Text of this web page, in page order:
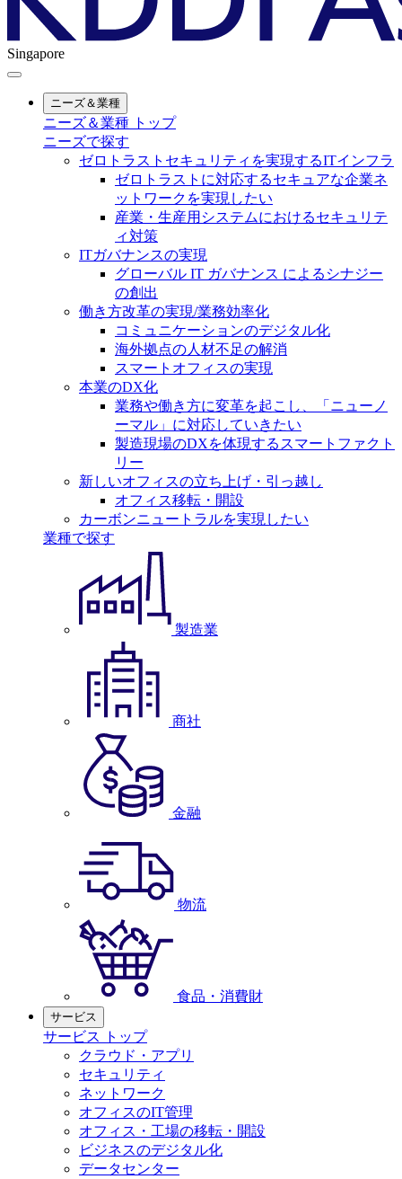
Singapore
ニーズ＆業種
ニーズ＆業種 トップ
ニーズで探す
ゼロトラストセキュリティを実現するITインフラ
ゼロトラストに対応するセキュアな企業ネ
ットワークを実現したい
産業・生産用システムにおけるセキュリテ
ィ対策
ITガバナンスの実現
グローバル IT ガバナンス によるシナジー
の創出
働き方改革の実現/業務効率化
コミュニケーションのデジタル化
海外拠点の人材不足の解消
スマートオフィスの実現
本業のDX化
業務や働き方に変革を起こし、「ニューノ
ーマル」に対応していきたい
製造現場のDXを体現するスマートファクト
リー
新しいオフィスの立ち上げ・引っ越し
オフィス移転・開設
カーボンニュートラルを実現したい
業種で探す
製造業
商社
金融
物流
食品・消費財
サービス
サービス トップ
クラウド・アプリ
セキュリティ
ネットワーク
オフィスのIT管理
オフィス・工場の移転・開設
ビジネスのデジタル化
データセンター